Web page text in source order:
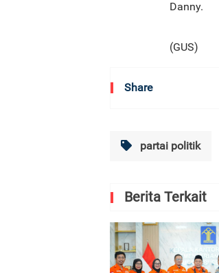
Danny.
(GUS)
Share
partai politik
Berita Terkait